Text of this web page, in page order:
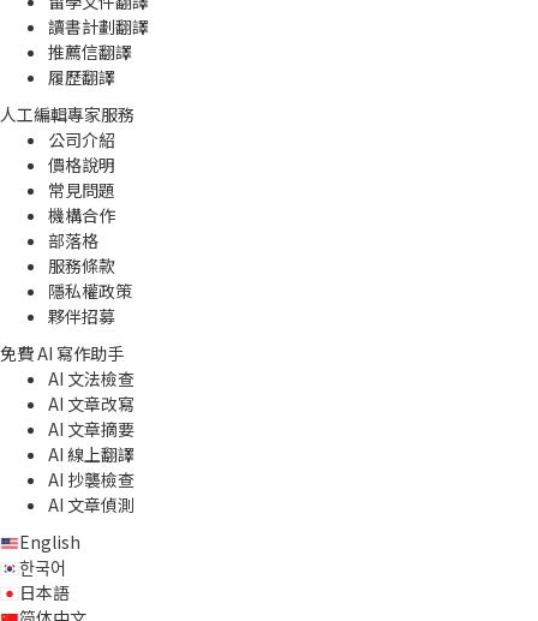
讀書計劃翻譯
推薦信翻譯
履歷翻譯
人工編輯專家服務
公司介紹
價格說明
常見問題
機構合作
部落格
服務條款
隱私權政策
夥伴招募
免費 AI 寫作助手
AI 文法檢查
AI 文章改寫
AI 文章摘要
AI 線上翻譯
AI 抄襲檢查
AI 文章偵測
English
한국어
日本語